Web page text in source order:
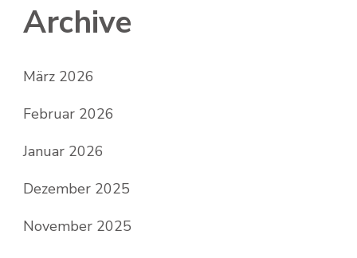
Archive
März 2026
Februar 2026
Januar 2026
Dezember 2025
November 2025